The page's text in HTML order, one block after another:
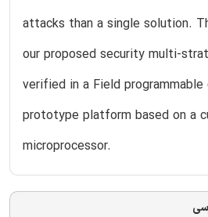
attacks than a single solution.
our proposed security multi-
verified in a Field
prototype platform based on a
microprocessor.